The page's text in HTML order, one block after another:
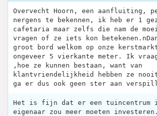
Overvecht Hoorn, een aanfluiting,
nergens te bekennen, ik heb er 1
cafetaria maar zelfs die nam de
vragen of ze iets kon
groot bord welkom op onze
ongeveer 5 vierkante meter. Ik
,hoe ze kunnen bestaan, want van
klantvriendelijkheid hebben ze
ga er dus ook geen ster aan
Het is fijn dat er een tuincentrum
eigenaar zou meer moeten